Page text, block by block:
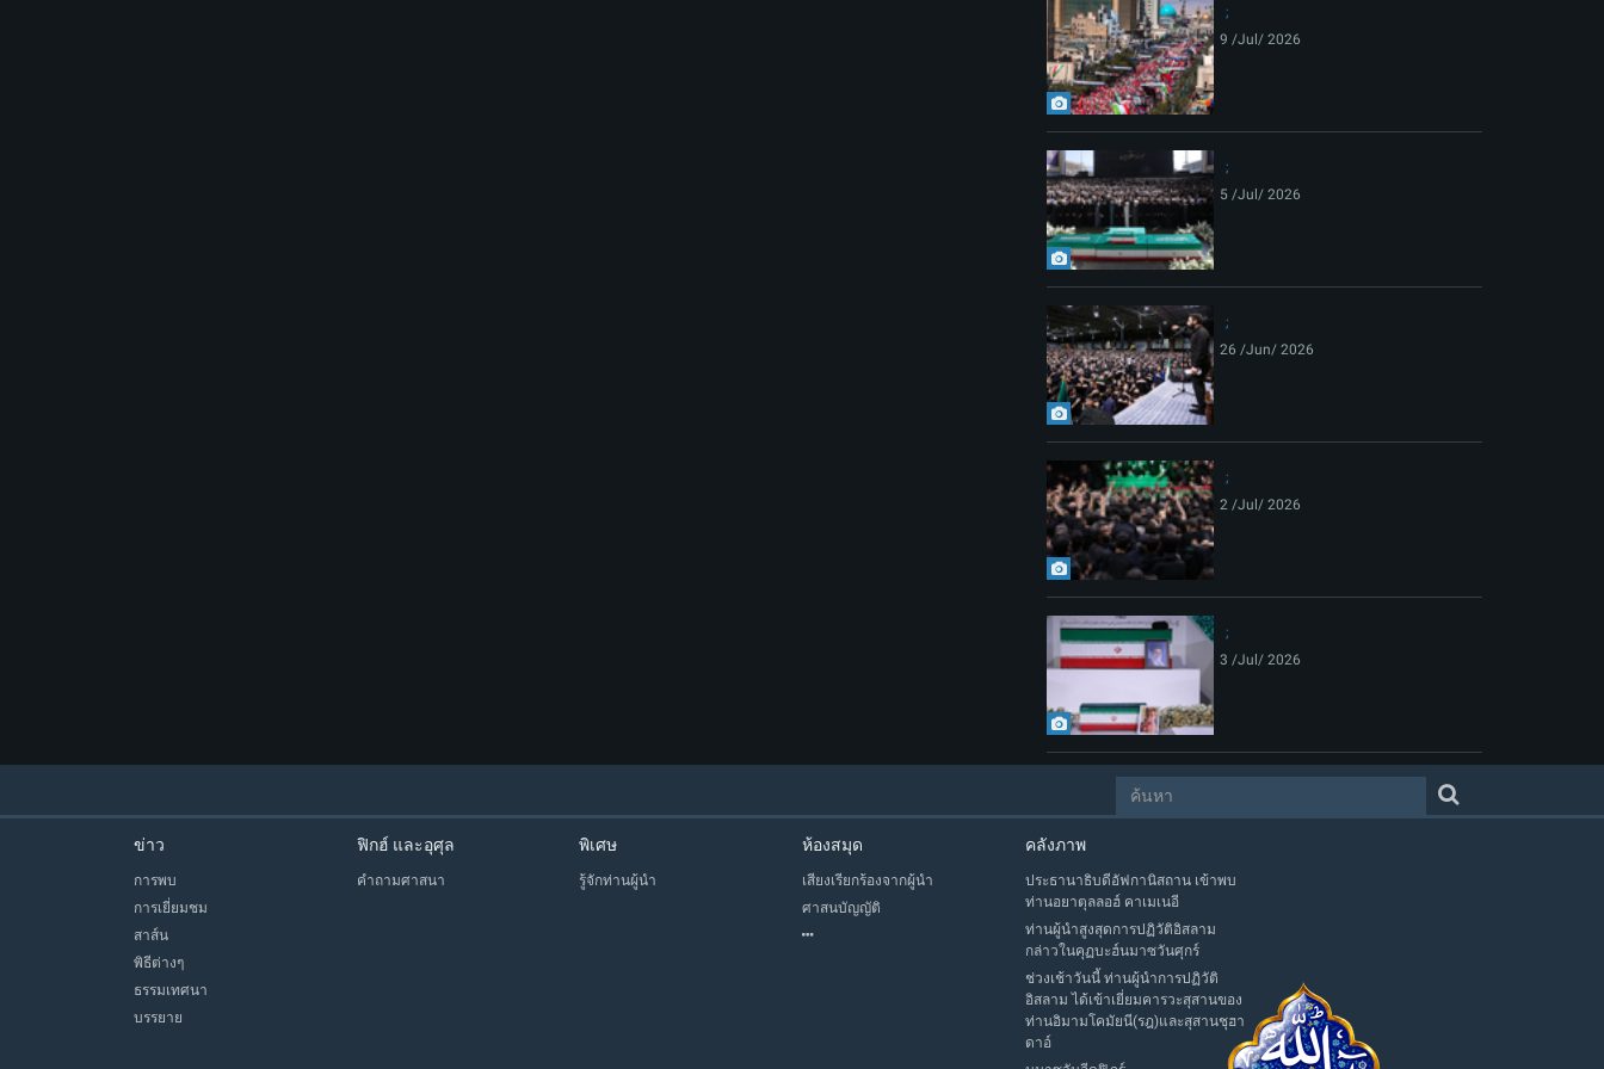
9 /Jul/ 2026
5 /Jul/ 2026
26 /Jun/ 2026
2 /Jul/ 2026
3 /Jul/ 2026
ข่าว
การพบ
การเยี่ยมชม
สาส์น
พิธีต่างๆ
ธรรมเทศนา
บรรยาย
ฟิกฮ์ และอุศุล
คำถามศาสนา
พิเศษ
รู้จักท่านผู้นำ
ห้องสมุด
เสียงเรียกร้องจากผู้นำ
ศาสนบัญญัติ
คลังภาพ
ประธานาธิบดีอัฟกานิสถาน เข้าพบ
ท่านอยาตุลลอฮ์ คาเมเนอี
ท่านผู้นำสูงสุดการปฏิวัติอิสลาม
กล่าวในคุฏบะฮ์นมาซวันศุกร์
ช่วงเช้าวันนี้ ท่านผู้นำการปฏิวัติ
อิสลาม ได้เข้าเยี่ยมคารวะสุสานของ
ท่านอิมามโคมัยนี(รฎ)และสุสานชุฮา
ดาอ์